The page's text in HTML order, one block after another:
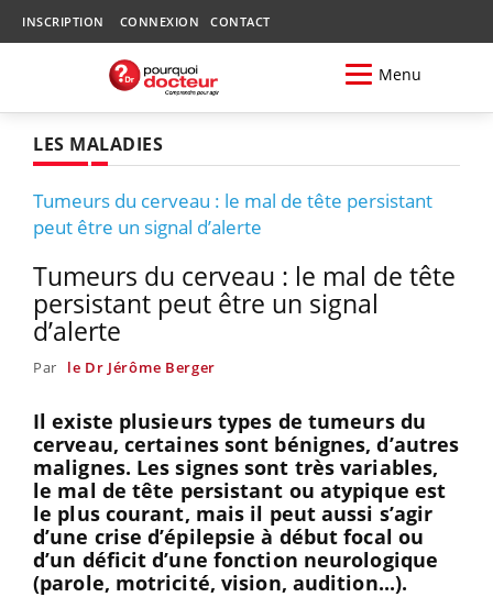
INSCRIPTION CONNEXION CONTACT
Menu
LES MALADIES
Tumeurs du cerveau : le mal de tête persistant
peut être un signal d’alerte
Tumeurs du cerveau : le mal de tête
persistant peut être un signal
d’alerte
Par le Dr Jérôme Berger
Il existe plusieurs types de tumeurs du
cerveau, certaines sont bénignes, d’autres
malignes. Les signes sont très variables,
le mal de tête persistant ou atypique est
le plus courant, mais il peut aussi s’agir
d’une crise d’épilepsie à début focal ou
d’un déficit d’une fonction neurologique
(parole, motricité, vision, audition...).